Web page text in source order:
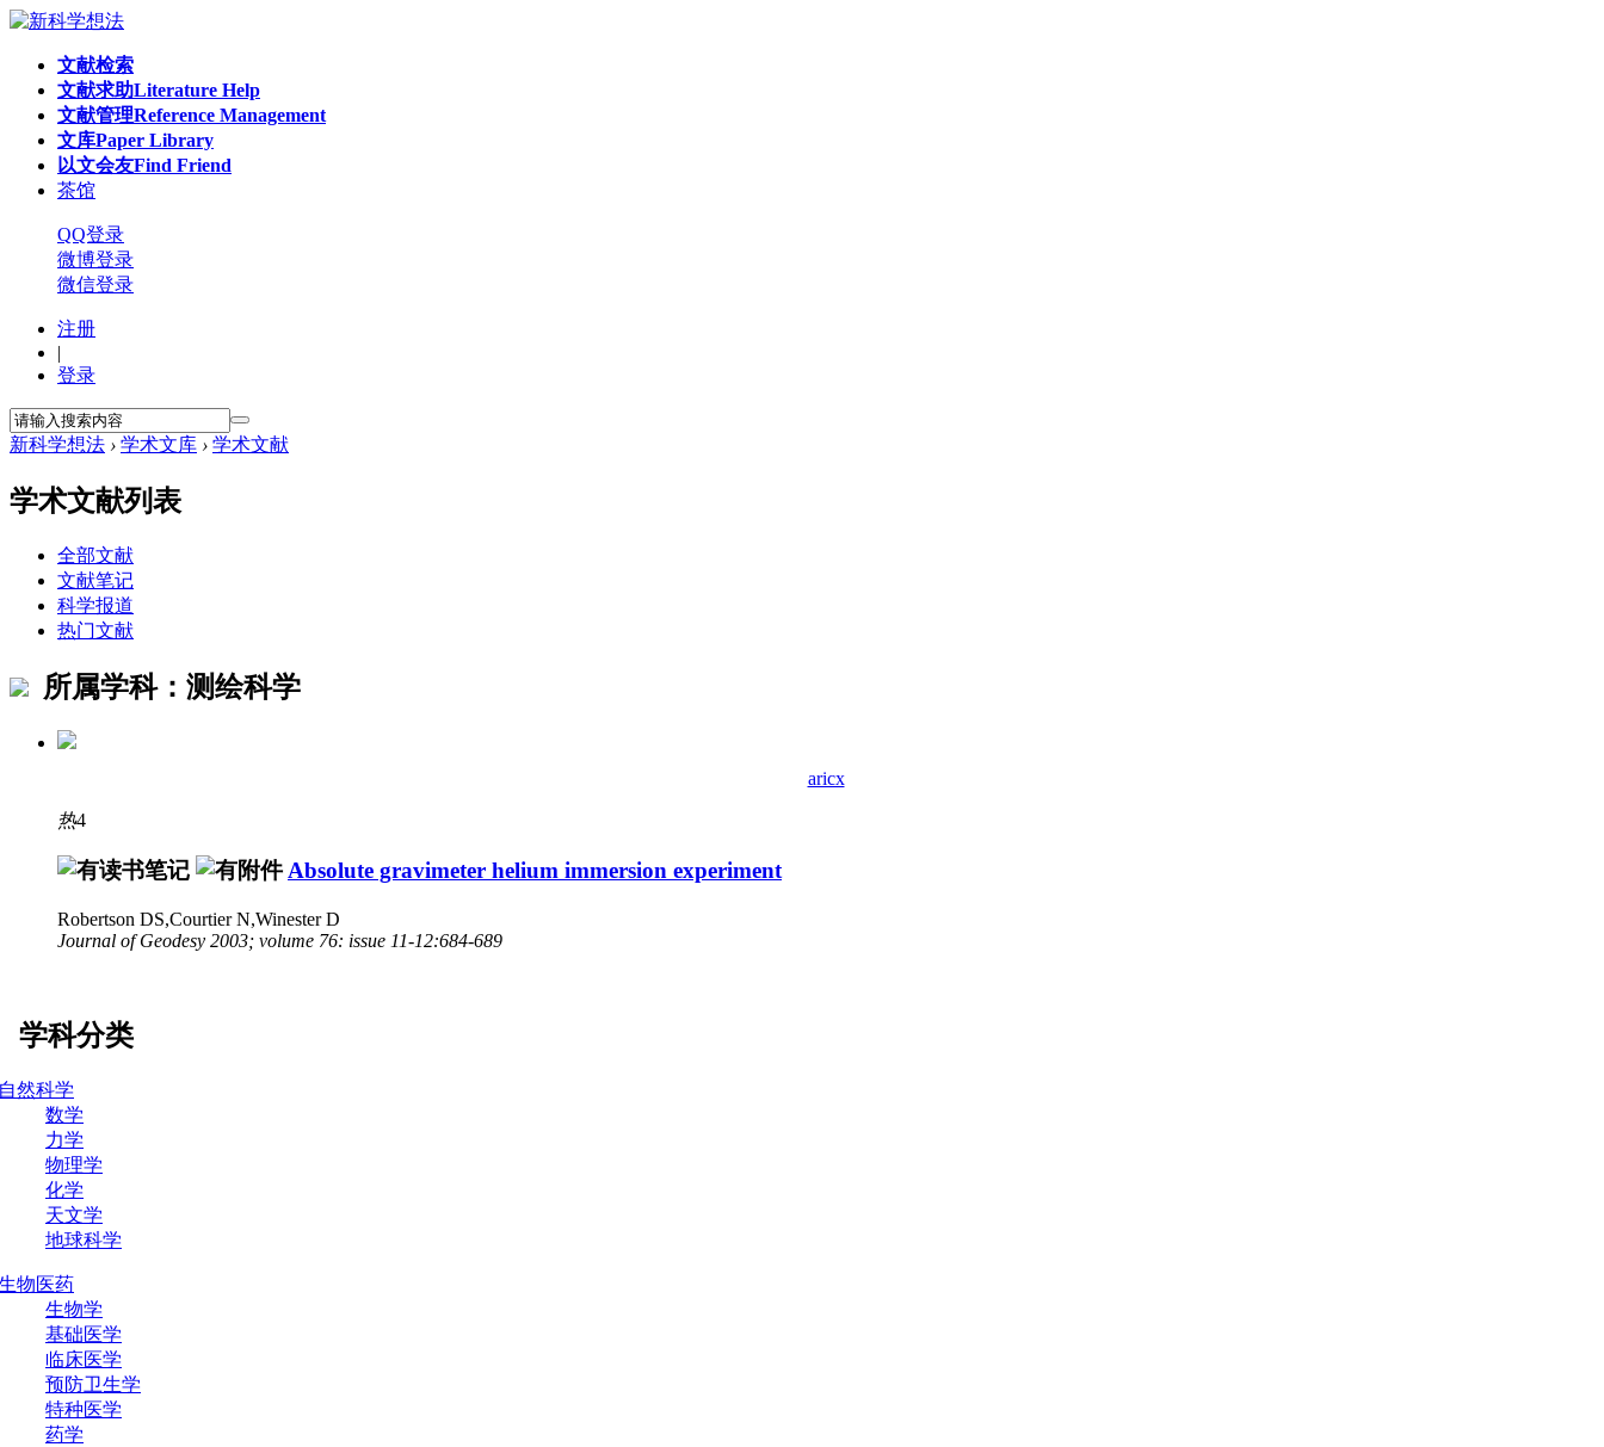
文献检索
文献求助Literature Help
文献管理Reference Management
文库Paper Library
以文会友Find Friend
茶馆
QQ登录
微博登录
微信登录
注册
|
登录
新科学想法 › 学术文库 › 学术文献
学术文献列表
全部文献
文献笔记
科学报道
热门文献
所属学科：测绘科学
aricx
热4
Absolute gravimeter helium immersion experiment
Robertson DS,Courtier N,Winester D
Journal of Geodesy 2003; volume 76: issue 11-12:684-689
科分类
然科学
数学
力学
物理学
化学
天文学
地球科学
物医药
生物学
基础医学
临床医学
预防卫生学
特种医学
药学